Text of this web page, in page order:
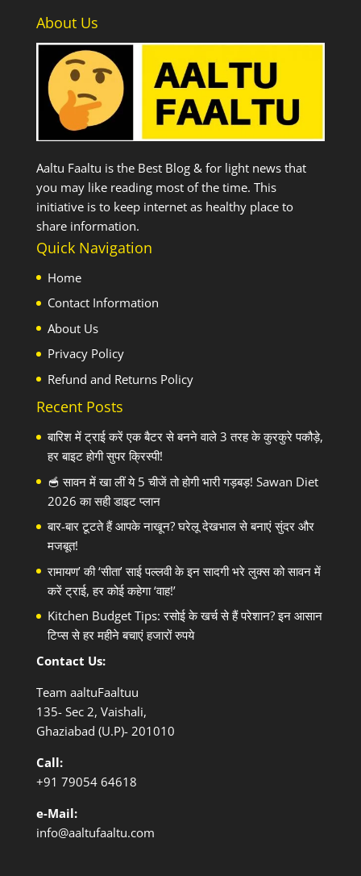
About Us
Aaltu Faaltu is the Best Blog & for light news that
you may like reading most of the time. This
initiative is to keep internet as healthy place to
share information.
Quick Navigation
Home
Contact Information
About Us
Privacy Policy
Refund and Returns Policy
Recent Posts
बारिश में ट्राई करें एक बैटर से बनने वाले 3 तरह के कुरकुरे पकौड़े,
हर बाइट होगी सुपर क्रिस्पी!
🥣 सावन में खा लीं ये 5 चीजें तो होगी भारी गड़बड़! Sawan Diet
2026 का सही डाइट प्लान
बार-बार टूटते हैं आपके नाखून? घरेलू देखभाल से बनाएं सुंदर और
मजबूत!
रामायण’ की ‘सीता’ साई पल्लवी के इन सादगी भरे लुक्स को सावन में
करें ट्राई, हर कोई कहेगा ‘वाह!’
Kitchen Budget Tips: रसोई के खर्च से हैं परेशान? इन आसान
टिप्स से हर महीने बचाएं हजारों रुपये
Contact Us:
Team aaltuFaaltuu
135- Sec 2, Vaishali,
Ghaziabad (U.P)- 201010
Call:
+91 79054 64618
e-Mail:
info@aaltufaaltu.com